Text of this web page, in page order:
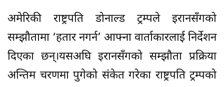
अमेरिकी राष्ट्रपति डोनाल्ड ट्रम्पले इरानसँगको
सम्झौतामा ‘हतार नगर्न’ आफ्ना वार्ताकारलाई निर्देशन
दिएका छन्।यसअघि इरानसँगको सम्झौता प्रक्रिया
अन्तिम चरणमा पुगेको संकेत गरेका राष्ट्रपति ट्रम्पको